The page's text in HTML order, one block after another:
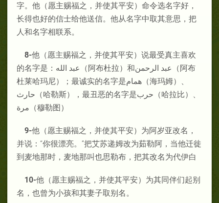
字。他（愿主赐福之，并使其平安）命令选名字好，
长得也好的信士给他送信。他从名字中取其意思，把
人和名字相联系。
8-他（愿主赐福之，并使其平安）说最受真主喜欢
的名字是：عبد الله
（阿布杜拉）和عبد الرحمن
（阿布
杜莱哈玛尼）；最诚实的名字是همام （海玛姆）、
حارث
（哈勒斯），最丑恶的名字是حرب （哈拉比）、
مرة （穆勒图）
9-他（愿主赐福之，并使其平安）为阿岁亚改名，
并说：“你很漂亮。”把艾苏递姆改为茹勒阿，当他迁徙
到麦地那时，麦地那叫也思勒布，把其改名为代伊白
10-他（愿主赐福之，并使其平安）为其同伴们起别
名，也曾为小孩和其妻子取别名。